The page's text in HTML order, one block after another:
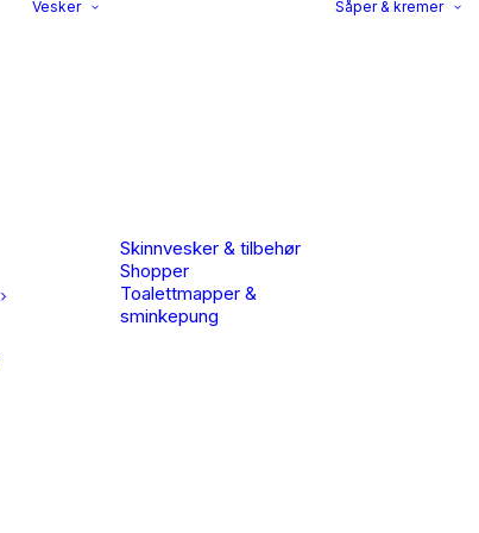
Vesker
Skinnvesker & tilbehør
Shopper
Toalettmapper &
sminkepung
Såper & kremer